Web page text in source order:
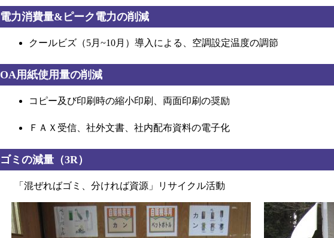
電力消費量&ピーク電力の削減
クールビズ（5月~10月）導入による、空調設定温度の調節
OA用紙使用量の削減
コピー及び印刷時の縮小印刷、両面印刷の奨励
ＦＡＸ受信、社外文書、社内配布資料の電子化
ゴミの減量（3R）
「混ぜればゴミ、分ければ資源」リサイクル活動